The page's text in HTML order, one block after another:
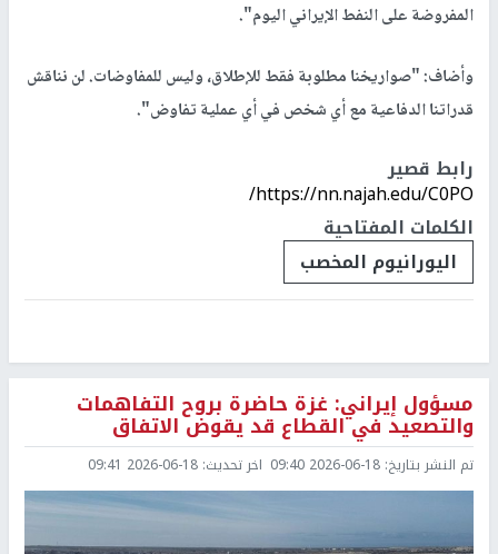
المفروضة على النفط الإيراني اليوم".
وأضاف: "صواريخنا مطلوبة فقط للإطلاق، وليس للمفاوضات. لن نناقش
قدراتنا الدفاعية مع أي شخص في أي عملية تفاوض".
رابط قصير
https://nn.najah.edu/C0PO/
الكلمات المفتاحية
اليورانيوم المخصب
مسؤول إيراني: غزة حاضرة بروح التفاهمات
والتصعيد في القطاع قد يقوض الاتفاق
تم النشر بتاريخ: 2026-06-18 09:40 اخر تحديث: 2026-06-18 09:41